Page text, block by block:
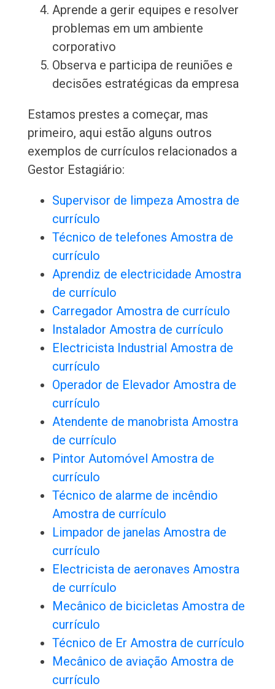
Aprende a gerir equipes e resolver
problemas em um ambiente
corporativo
Observa e participa de reuniões e
decisões estratégicas da empresa
Estamos prestes a começar, mas
primeiro, aqui estão alguns outros
exemplos de currículos relacionados a
Gestor Estagiário:
Supervisor de limpeza Amostra de
currículo
Técnico de telefones Amostra de
currículo
Aprendiz de electricidade Amostra
de currículo
Carregador Amostra de currículo
Instalador Amostra de currículo
Electricista Industrial Amostra de
currículo
Operador de Elevador Amostra de
currículo
Atendente de manobrista Amostra
de currículo
Pintor Automóvel Amostra de
currículo
Técnico de alarme de incêndio
Amostra de currículo
Limpador de janelas Amostra de
currículo
Electricista de aeronaves Amostra
de currículo
Mecânico de bicicletas Amostra de
currículo
Técnico de Er Amostra de currículo
Mecânico de aviação Amostra de
currículo